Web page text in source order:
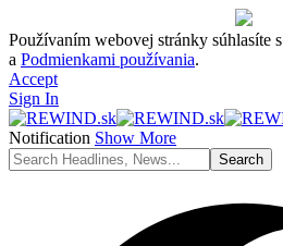
Používaním webovej stránky súhlasíte s
a Podmienkami používania.
Accept
Sign In
Notification Show More